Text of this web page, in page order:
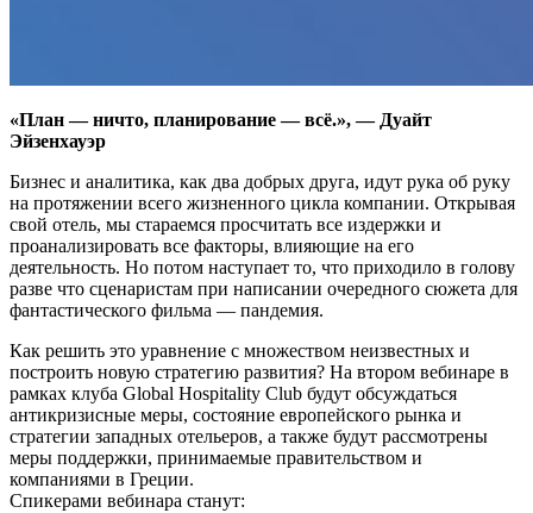
«План — ничто, планирование — всё.», — Дуайт
Эйзенхауэр
Бизнес и аналитика, как два добрых друга, идут рука об руку
на протяжении всего жизненного цикла компании. Открывая
свой отель, мы стараемся просчитать все издержки и
проанализировать все факторы, влияющие на его
деятельность. Но потом наступает то, что приходило в голову
разве что сценаристам при написании очередного сюжета для
фантастического фильма — пандемия.
Как решить это уравнение с множеством неизвестных и
построить новую стратегию развития? На втором вебинаре в
рамках клуба Global Hospitality Club будут обсуждаться
антикризисные меры, состояние европейского рынка и
стратегии западных отельеров, а также будут рассмотрены
меры поддержки, принимаемые правительством и
компаниями в Греции.
Спикерами вебинара станут: